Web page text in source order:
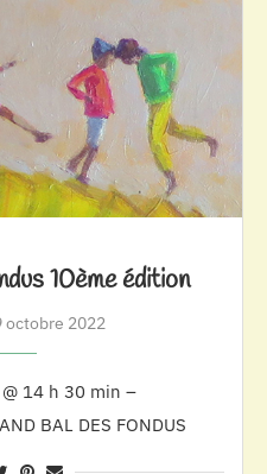
10ème édition
octobre 2022
14 h 30 min –
BAL DES FONDUS